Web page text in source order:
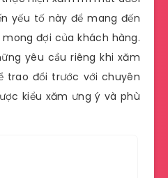
yếu tố này để mang đến
đợi của khách hàng.
yêu cầu riêng khi xăm
đổi trước với chuyên
kiểu xăm ưng ý và phù